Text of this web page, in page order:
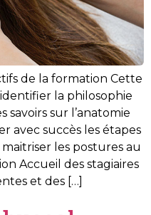
de la formation Cette
la philosophie
savoirs sur l’anatomie
avec succès les étapes
les postures au
Accueil des stagiaires
et des […]